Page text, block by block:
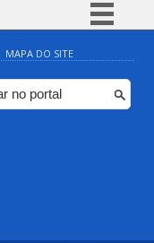
Simplifique!
Comunica BR
Participe
MAPA DO SITE